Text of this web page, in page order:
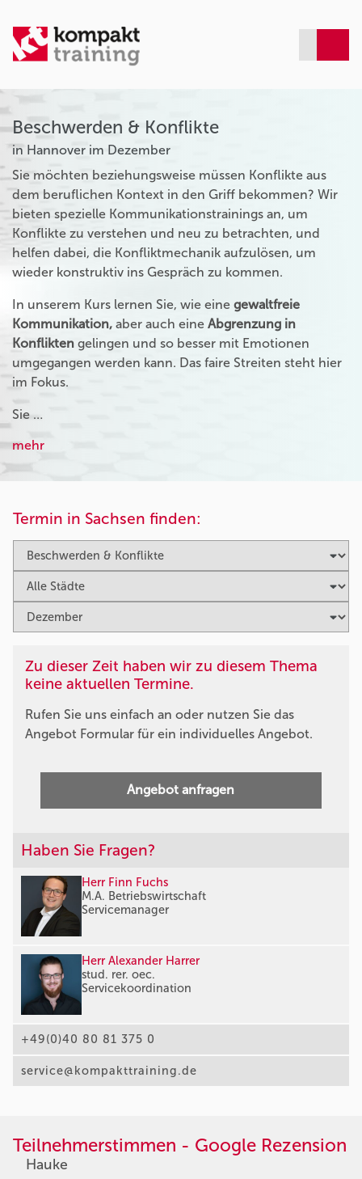
Beschwerden & Konflikte
in Hannover im Dezember
Sie möchten beziehungsweise müssen Konflikte aus
dem beruflichen Kontext in den Griff bekommen? Wir
bieten spezielle Kommunikationstrainings an, um
Konflikte zu verstehen und neu zu betrachten, und
helfen dabei, die Konfliktmechanik aufzulösen, um
wieder konstruktiv ins Gespräch zu kommen.
In unserem Kurs lernen Sie, wie eine gewaltfreie
Kommunikation, aber auch eine Abgrenzung in
Konflikten gelingen und so besser mit Emotionen
umgegangen werden kann. Das faire Streiten steht hier
im Fokus.
Sie …
mehr
Termin in Sachsen finden:
Zu dieser Zeit haben wir zu diesem Thema
keine aktuellen Termine.
Rufen Sie uns einfach an oder nutzen Sie das
Angebot Formular für ein individuelles Angebot.
Angebot anfragen
Haben Sie Fragen?
Herr Finn Fuchs
M.A. Betriebswirtschaft
Servicemanager
Herr Alexander Harrer
stud. rer. oec.
Servicekoordination
+49(0)40 80 81 375 0
service@kompakttraining.de
Teilnehmerstimmen - Google Rezension
Hauke